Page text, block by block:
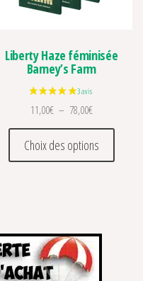
à 78,00€
a plusieurs variations. Les
Liberty Haze féminisée
Barney’s Farm
11,00€ – 78,00€Plage de prix
Choix des options
Ce